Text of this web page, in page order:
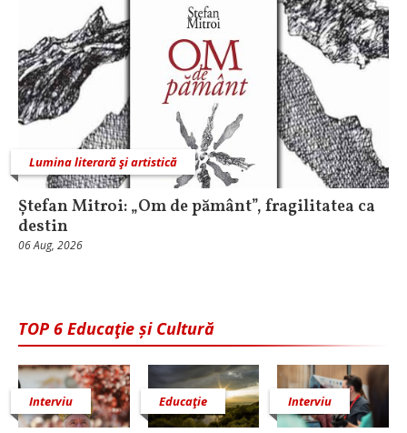
Lumina literară şi artistică
Ștefan Mitroi: „Om de pământ”, fragilitatea ca
destin
06 Aug, 2026
TOP 6 Educaţie și Cultură
Interviu Educaţie Interviu